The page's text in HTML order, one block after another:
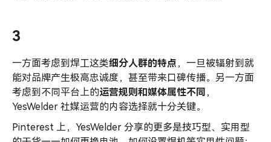
3
一方面考虑到焊工这类细分人群的特点 ，一旦被辐射到就
能对品牌产生极高忠诚度，甚至带来口碑传播。另一方面
考虑到不同平台上的运营规则和媒体属性不同 ，
YesWelder 社媒运营的内容选择就十分关键。
Pinterest 上，YesWelder 分享的更多是技巧型、实用型